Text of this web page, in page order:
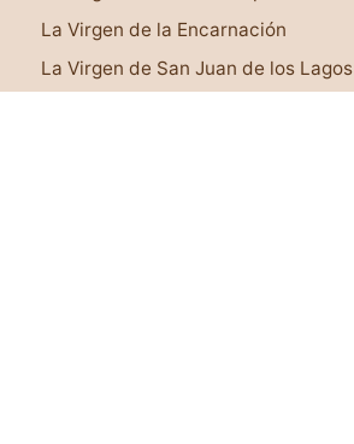
La Virgen de la Encarnación
La Virgen de San Juan de los Lagos
¡Lo tengo!